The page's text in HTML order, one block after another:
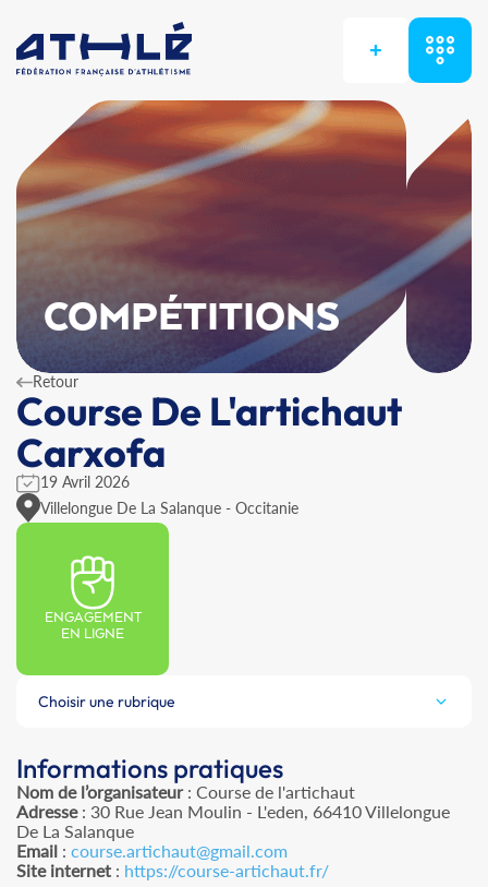
+
COMPÉTITIONS
Retour
Course De L'artichaut
Carxofa
19 Avril 2026
Villelongue De La Salanque - Occitanie
ENGAGEMENT
EN LIGNE
Choisir une rubrique
Informations pratiques
Nom de l’organisateur: Course de l'artichaut
Adresse: 30 Rue Jean Moulin - L'eden, 66410 Villelongue
De La Salanque
Email : course.artichaut@gmail.com
Site internet : https://course-artichaut.fr/